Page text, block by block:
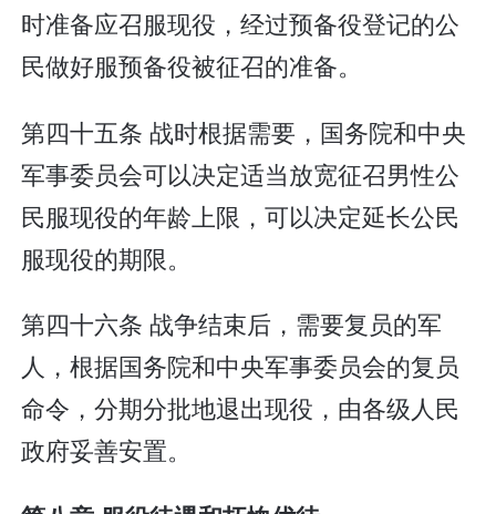
时准备应召服现役，经过预备役登记的公
民做好服预备役被征召的准备。
第四十五条 战时根据需要，国务院和中央
军事委员会可以决定适当放宽征召男性公
民服现役的年龄上限，可以决定延长公民
服现役的期限。
第四十六条 战争结束后，需要复员的军
人，根据国务院和中央军事委员会的复员
命令，分期分批地退出现役，由各级人民
政府妥善安置。